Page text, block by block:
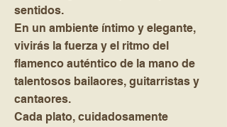
sentidos.
En un ambiente íntimo y elegante,
vivirás la fuerza y el ritmo del
flamenco auténtico de la mano de
talentosos bailaores, guitarristas y
cantaores.
Cada plato, cuidadosamente